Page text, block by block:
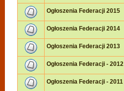
Ogłoszenia Federacji 2015
Ogłoszenia Federacji 2014
Ogłoszenia Federacji 2013
Ogłoszenia Federacji - 2012
Ogłoszenia Federacji - 2011